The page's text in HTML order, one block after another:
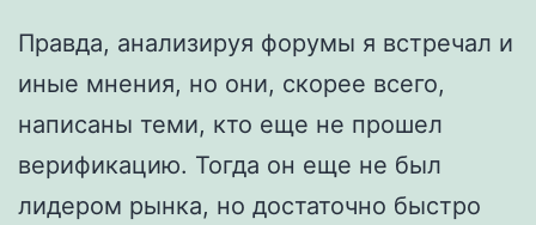
Правда, анализируя форумы я встречал и
иные мнения, но они, скорее всего,
написаны теми, кто еще не прошел
верификацию. Тогда он еще не был
лидером рынка, но достаточно быстро